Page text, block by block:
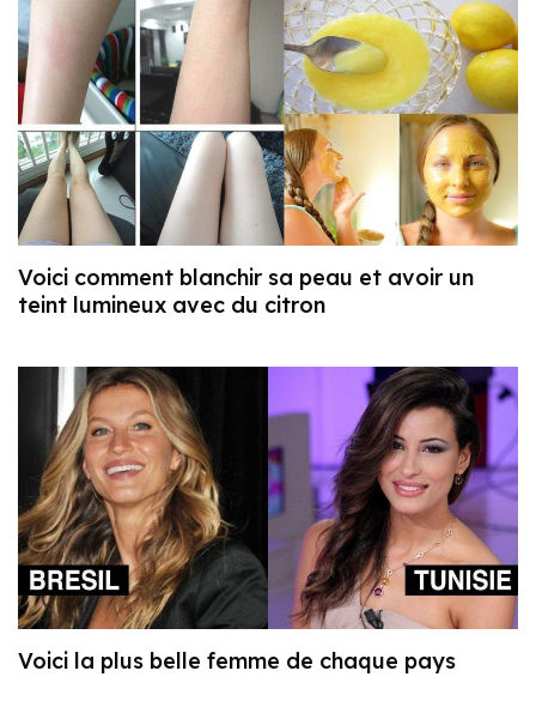
Voici comment blanchir sa peau et avoir un
teint lumineux avec du citron
Voici la plus belle femme de chaque pays